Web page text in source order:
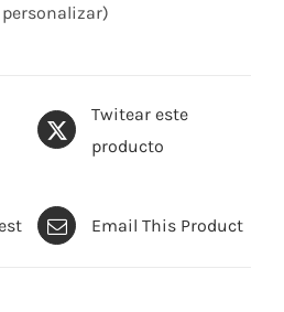
Twitear este
producto
Email This Product